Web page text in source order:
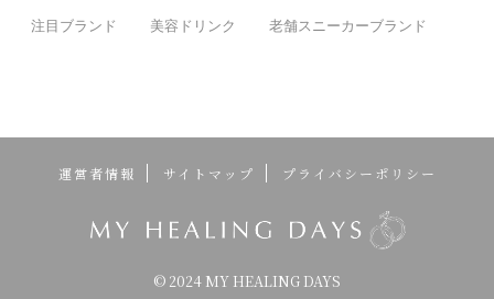
注目ブランド 美容ドリンク 老舗スニーカーブランド
運営者情報 サイトマップ プライバシーポリシー
© 2024 MY HEALING DAYS